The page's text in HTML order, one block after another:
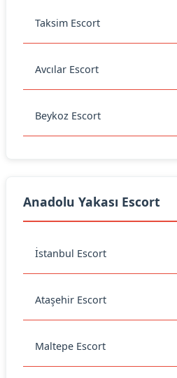
Taksim Escort
Avcılar Escort
Beykoz Escort
Anadolu Yakası Escort
İstanbul Escort
Ataşehir Escort
Maltepe Escort